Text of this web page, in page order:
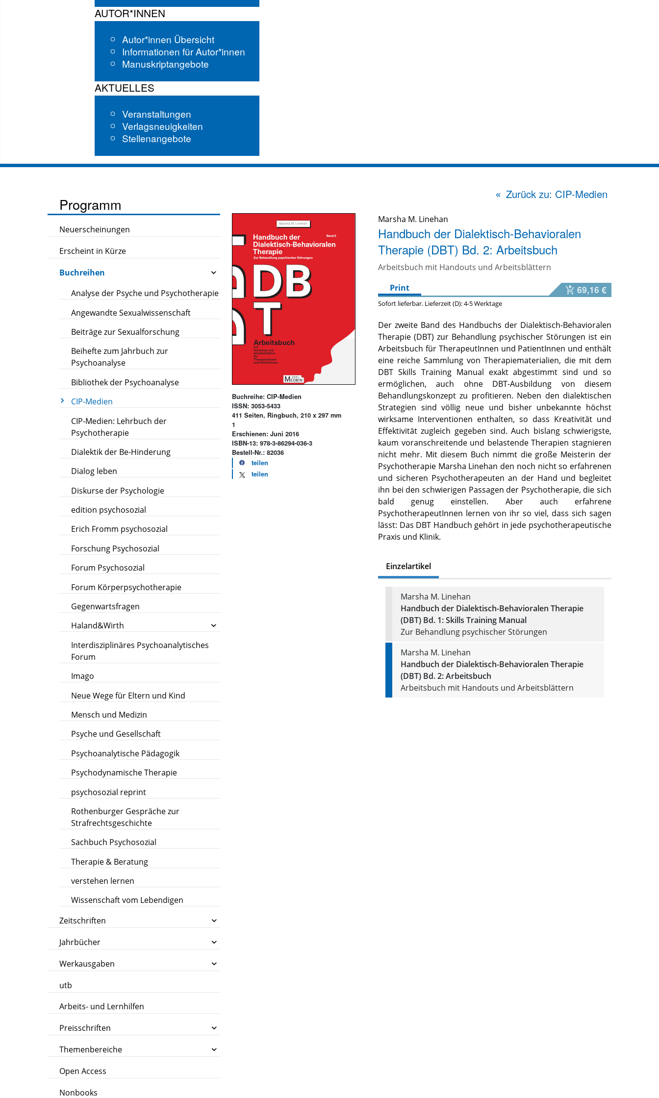
AUTOR*INNEN
Autor*innen Übersicht
Informationen für Autor*innen
Manuskriptangebote
AKTUELLES
Veranstaltungen
Verlagsneuigkeiten
Stellenangebote
Programm
Neuerscheinungen
Erscheint in Kürze
Buchreihen
Analyse der Psyche und Psychotherapie
Angewandte Sexualwissenschaft
Beiträge zur Sexualforschung
Beihefte zum Jahrbuch zur
Psychoanalyse
Bibliothek der Psychoanalyse
CIP-Medien
CIP-Medien: Lehrbuch der
Psychotherapie
Dialektik der Be-Hinderung
Dialog leben
Diskurse der Psychologie
edition psychosozial
Erich Fromm psychosozial
Forschung Psychosozial
Forum Psychosozial
Forum Körperpsychotherapie
Gegenwartsfragen
Haland&Wirth
Interdisziplinäres Psychoanalytisches
Forum
Imago
Neue Wege für Eltern und Kind
Mensch und Medizin
Psyche und Gesellschaft
Psychoanalytische Pädagogik
Psychodynamische Therapie
psychosozial reprint
Rothenburger Gespräche zur
Strafrechtsgeschichte
Sachbuch Psychosozial
Therapie & Beratung
verstehen lernen
Wissenschaft vom Lebendigen
Zeitschriften
Jahrbücher
Werkausgaben
utb
Arbeits- und Lernhilfen
Preisschriften
Themenbereiche
Open Access
Nonbooks
Zurück zu: CIP-Medien
Buchreihe: CIP-Medien
ISSN: 3053-5433
411 Seiten, Ringbuch, 210 x 297 mm
1
Erschienen: Juni 2016
ISBN-13: 978-3-86294-036-3
Bestell-Nr.: 82036
teilen
teilen
Marsha M. Linehan
Handbuch der Dialektisch-Behavioralen
Therapie (DBT) Bd. 2: Arbeitsbuch
Arbeitsbuch mit Handouts und Arbeitsblättern
Print
69,16 €
Sofort lieferbar. Lieferzeit (D): 4-5 Werktage
Der zweite Band des Handbuchs der Dialektisch-Behavioralen
Therapie (DBT) zur Behandlung psychischer Störungen ist ein
Arbeitsbuch für TherapeutInnen und PatientInnen und enthält
eine reiche Sammlung von Therapiematerialien, die mit dem
DBT Skills Training Manual exakt abgestimmt sind und so
ermöglichen, auch ohne DBT-Ausbildung von diesem
Behandlungskonzept zu profitieren. Neben den dialektischen
Strategien sind völlig neue und bisher unbekannte höchst
wirksame Interventionen enthalten, so dass Kreativität und
Effektivität zugleich gegeben sind. Auch bislang schwierigste,
kaum voranschreitende und belastende Therapien stagnieren
nicht mehr. Mit diesem Buch nimmt die große Meisterin der
Psychotherapie Marsha Linehan den noch nicht so erfahrenen
und sicheren Psychotherapeuten an der Hand und begleitet
ihn bei den schwierigen Passagen der Psychotherapie, die sich
bald genug einstellen. Aber auch erfahrene
PsychotherapeutInnen lernen von ihr so viel, dass sich sagen
lässt: Das DBT Handbuch gehört in jede psychotherapeutische
Praxis und Klinik.
Einzelartikel
Marsha M. Linehan
Handbuch der Dialektisch-Behavioralen Therapie
(DBT) Bd. 1: Skills Training Manual
Zur Behandlung psychischer Störungen
Marsha M. Linehan
Handbuch der Dialektisch-Behavioralen Therapie
(DBT) Bd. 2: Arbeitsbuch
Arbeitsbuch mit Handouts und Arbeitsblättern